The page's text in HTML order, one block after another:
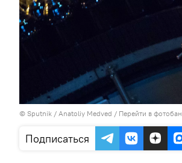
© Sputnik / Anatoliy Medved / Перейти в
Подписаться